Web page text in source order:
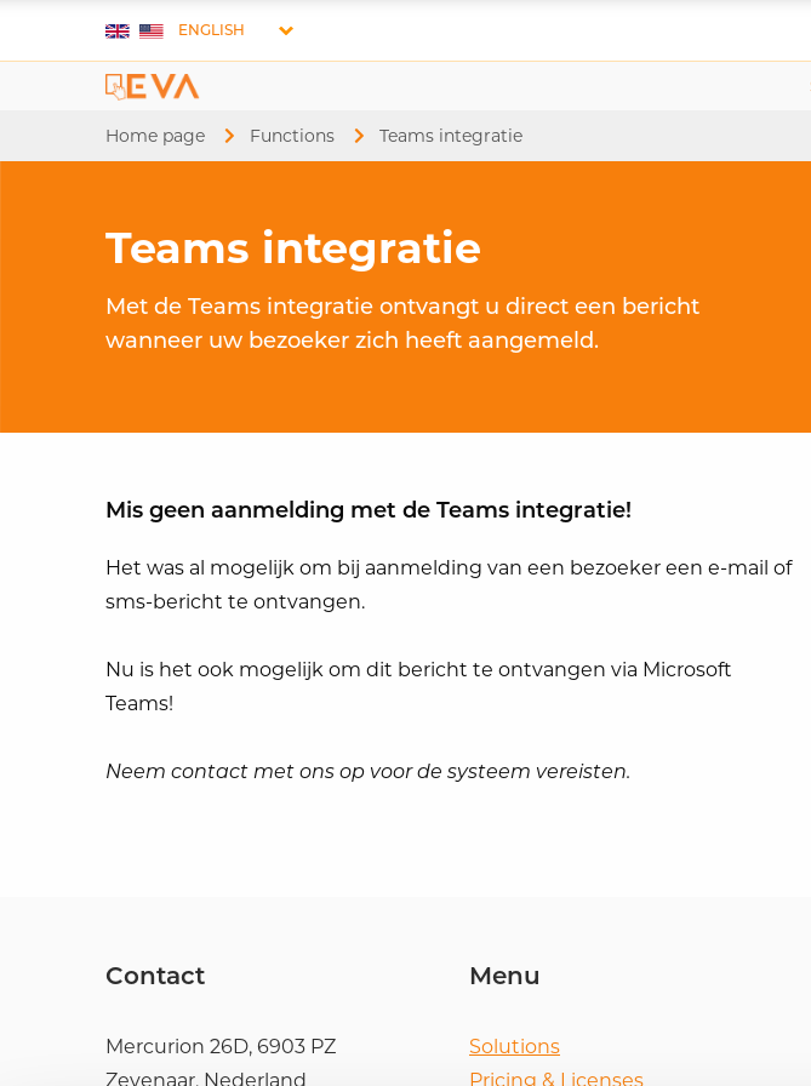
ENGLISH
Home page Functions Current:
Teams integratie
Teams integratie
Met de Teams integratie ontvangt u direct een bericht
wanneer uw bezoeker zich heeft aangemeld.
Mis geen aanmelding met de Teams integratie!
Het was al mogelijk om bij aanmelding van een bezoeker een e-mail of
sms-bericht te ontvangen.
Nu is het ook mogelijk om dit bericht te ontvangen via Microsoft
Teams!
Neem contact met ons op voor de systeem vereisten.
Contact
Mercurion 26D, 6903 PZ
Zevenaar, Nederland
Menu
Solutions
Pricing & Licenses